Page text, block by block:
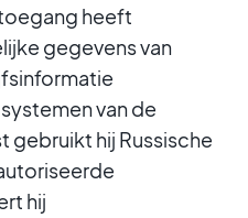
heeft
gegevens van
van de
gebruikt hij Russische
hij